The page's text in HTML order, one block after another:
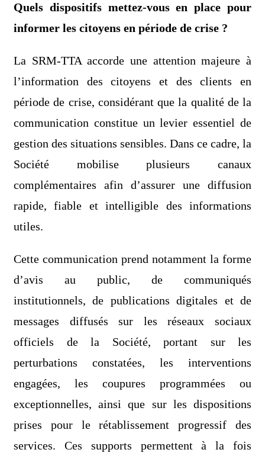
Quels dispositifs mettez-vous en place pour
informer les citoyens en période de crise ?
La SRM-TTA accorde une attention majeure à
l’information des citoyens et des clients en
période de crise, considérant que la qualité de la
communication constitue un levier essentiel de
gestion des situations sensibles. Dans ce cadre, la
Société mobilise plusieurs canaux
complémentaires afin d’assurer une diffusion
rapide, fiable et intelligible des informations
utiles.
Cette communication prend notamment la forme
d’avis au public, de communiqués
institutionnels, de publications digitales et de
messages diffusés sur les réseaux sociaux
officiels de la Société, portant sur les
perturbations constatées, les interventions
engagées, les coupures programmées ou
exceptionnelles, ainsi que sur les dispositions
prises pour le rétablissement progressif des
services. Ces supports permettent à la fois